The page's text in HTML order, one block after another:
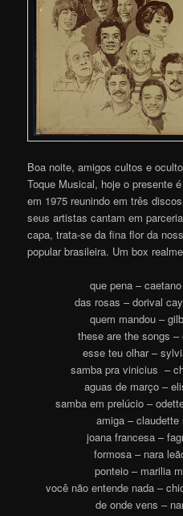
Boa noite, amigos cultos e
Toque Musical, hoje o presente
em 1975 reunindo em três
seus artistas cantam em
capa, trata-se da fina flor da
popular brasileira. Um box
que pena –
das rosas – dorival
quem mandou –
these are the songs
esse teu olhar –
samba pra vinicius –
aguas de março –
samba em prelúcio –
amiga –
joana francesa –
formosa – nara
ponteio – marilia
você não entende nada –
de onde vens –